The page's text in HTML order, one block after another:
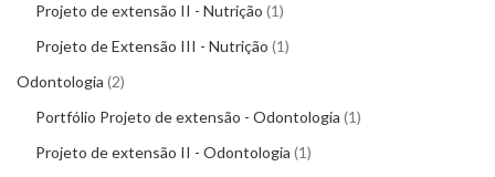
Projeto de extensão II - Nutrição 1
Projeto de Extensão III - Nutrição 1
Odontologia 2
Portfólio Projeto de extensão - Odontologia 1
Projeto de extensão II - Odontologia 1